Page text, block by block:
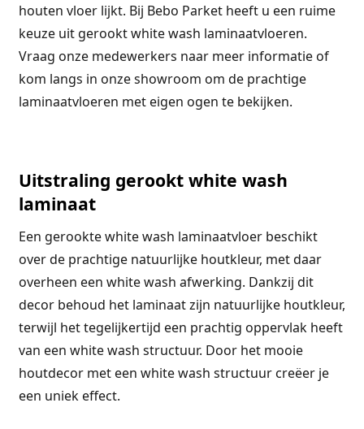
houten vloer lijkt. Bij Bebo Parket heeft u een ruime
keuze uit gerookt white wash laminaatvloeren.
Vraag onze medewerkers naar meer informatie of
kom langs in onze showroom om de prachtige
laminaatvloeren met eigen ogen te bekijken.
Uitstraling gerookt white wash
laminaat
Een gerookte white wash laminaatvloer beschikt
over de prachtige natuurlijke houtkleur, met daar
overheen een white wash afwerking. Dankzij dit
decor behoud het laminaat zijn natuurlijke houtkleur,
terwijl het tegelijkertijd een prachtig oppervlak heeft
van een white wash structuur. Door het mooie
houtdecor met een white wash structuur creëer je
een uniek effect.